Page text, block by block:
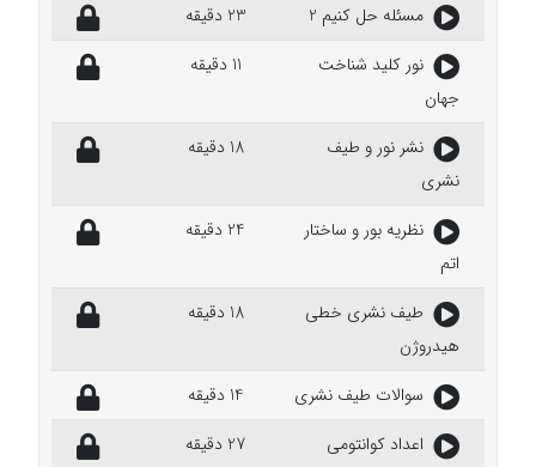
مسئله حل کنیم 2
23 دقیقه
نور کلید شناخت
جهان
11 دقیقه
نشر نور و طیف
نشری
18 دقیقه
نظریه بور و ساختار
اتم
24 دقیقه
طیف نشری خطی
هیدروژن
18 دقیقه
سوالات طیف نشری
14 دقیقه
اعداد کوانتومی
27 دقیقه